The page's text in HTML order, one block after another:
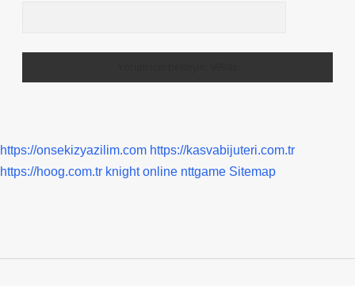
https://onsekizyazilim.com https://kasvabijuteri.com.tr
https://hoog.com.tr knight online nttgame Sitemap